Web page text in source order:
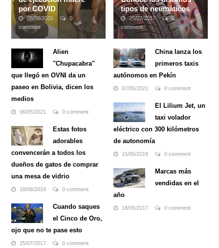
por COVID
08/08/2026
0
comment
Romell Broom había
prisión de Ohio esperando
ser asesinado por
secuestrar, violar y
de 14 años, mientras
caminaba a casa en 1984.
Su ejecución ...
Alien
"Chupacabra"
que llegó en OVNI da un
paseo en Bolivia, dicen los
medios
06/05/2021 0 comment
Estas fotos
adorables
convencerán a todos los
dueños de gatos de comprar
una mesa de vidrio
18/08/2019 0 comment
Cuando saques
el Cinco de Oro,
ojo que no te pase esto
25/07/2017 0 comment
tipos de neumáticos
25/07/2017
0
comment
Los neumáticos
elementos tanto más
básicos como más
importantes de cualquier
forma de anillo los cuales
ofrecen tracción para ...
China lanza los
primeros taxis
autónomos en Pekín
07/05/2021 0 comment
El Lilium Jet, un
taxi volador
eléctrico con 300 kilómetros
de autonomía
15/05/2019 0 comment
Marcas más
vendidas en el
año
18/05/2017 0 comment